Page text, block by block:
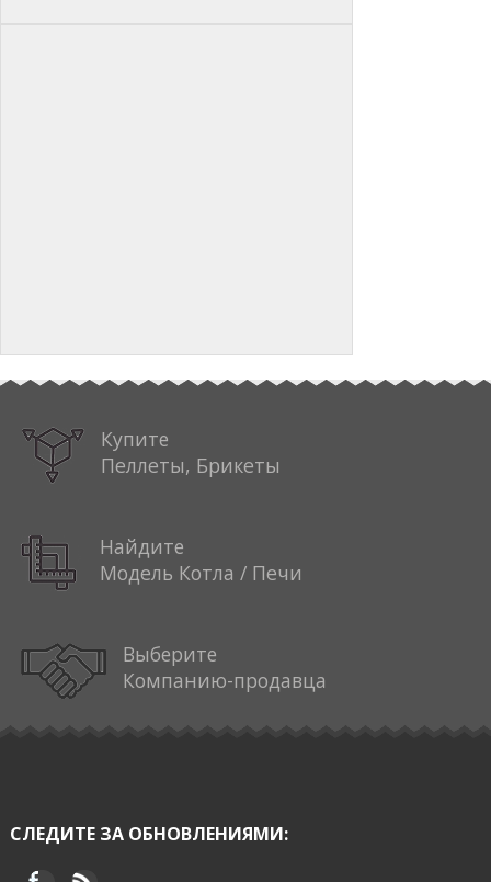
Купите
Пеллеты, Брикеты
Найдите
Модель Котла / Печи
Выберите
Компанию-продавца
СЛЕДИТЕ ЗА ОБНОВЛЕНИЯМИ: